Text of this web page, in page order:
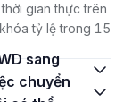
gian thực trên
tỷ lệ trong 15